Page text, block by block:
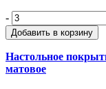
-
Добавить в корзину
Настольное
матовое